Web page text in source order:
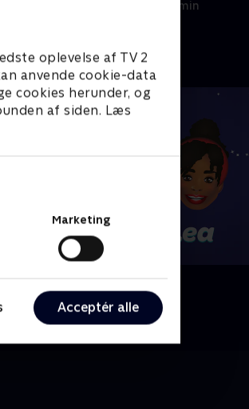
oplevelse af TV 2
anvende cookie-data
cookies herunder, og
af siden. Læs
Marketing
Acceptér alle
1. januar 2023 • 22 min
& Lea
• 1 sæsoner